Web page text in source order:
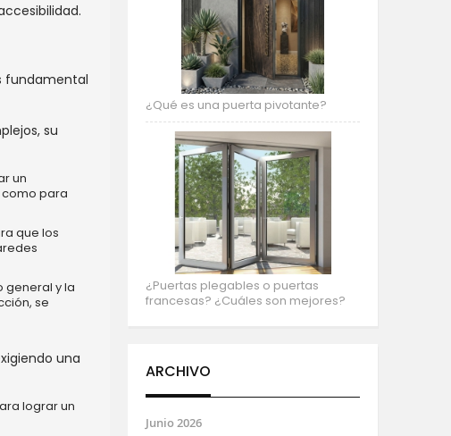
fundamental
su
un
para
que los
general y la
se
una
lograr un
¿Qué es una puerta pivotante?
¿Puertas plegables o puertas
francesas? ¿Cuáles son mejores?
ARCHIVO
Junio 2026